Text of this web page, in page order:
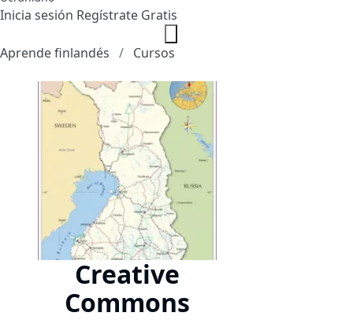
Inicia sesión Regístrate Gratis
Aprende finlandés Cursos
Creative
Commons